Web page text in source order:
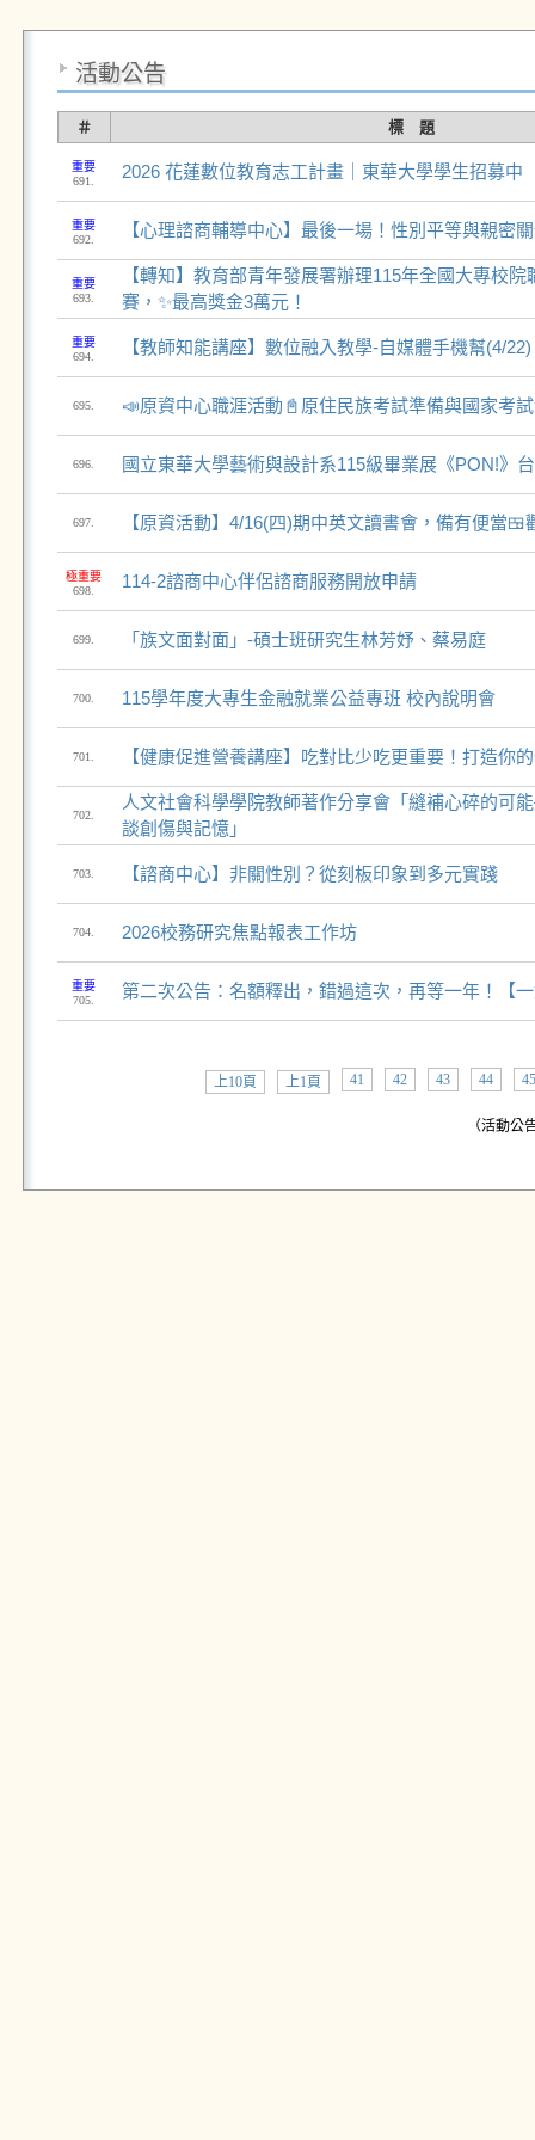
活動公告
＃ 標 題
重要
691.
2026 花蓮數位教育志工計畫｜東華大學學生招募中
重要
692.
【心理諮商輔導中心】最後一場！性別平等與親密
重要
693.
【轉知】教育部青年發展署辦理115年全國大專校
賽，✨最高獎金3萬元！
重要
694.
【教師知能講座】數位融入教學-自媒體手機幫(4/22)
695. 📣原資中心職涯活動📓原住民族考試準備與國家考
696. 國立東華大學藝術與設計系115級畢業展《PON!》
697. 【原資活動】4/16(四)期中英文讀書會，備有便當🍱
極重要
698.
114-2諮商中心伴侶諮商服務開放申請
699. 「族文面對面」-碩士班研究生林芳妤、蔡易庭
700. 115學年度大專生金融就業公益專班 校內說明會
701. 【健康促進營養講座】吃對比少吃更重要！打造你
702.
人文社會科學學院教師著作分享會「縫補心碎的可
談創傷與記憶」
703. 【諮商中心】非關性別？從刻板印象到多元實踐
704. 2026校務研究焦點報表工作坊
重要
705.
第二次公告：名額釋出，錯過這次，再等一年！【
上10頁 上1頁 41 42 43 44 45
（活動公